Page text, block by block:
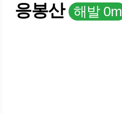
응봉산 해발 0m